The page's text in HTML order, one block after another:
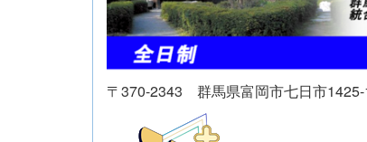
〒370-2343 群馬県富岡市七日市